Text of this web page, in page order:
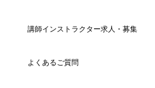
講師インストラクター求人・募集
よくあるご質問